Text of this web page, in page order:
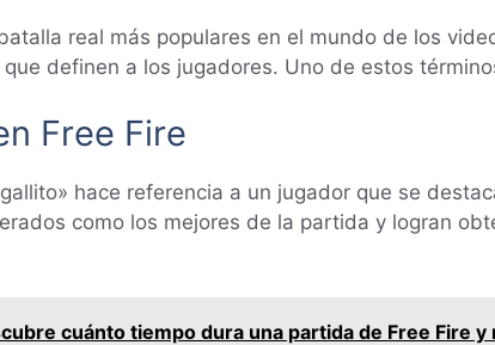
real más populares en el mundo de los
definen a los jugadores. Uno de estos
Free Fire
hace referencia a un jugador que se
como los mejores de la partida y logran
cuánto tiempo dura una partida de Free Fire